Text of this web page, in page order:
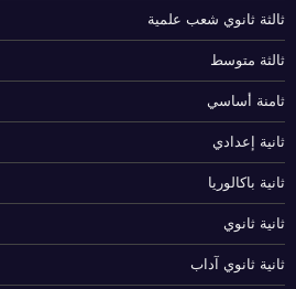
ثالثة ثانوي شعب علمية
ثالثة متوسط
ثامنة أساسي
ثانية إعدادي
ثانية باكالوريا
ثانية ثانوي
ثانية ثانوي آداب